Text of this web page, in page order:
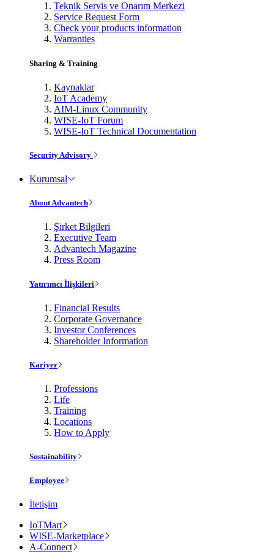
Teknik Servis ve Onarım Merkezi
Service Request Form
Check your products information
Warranties
Sharing & Training
Kaynaklar
IoT Academy
AIM-Linux Community
WISE-IoT Forum
WISE-IoT Technical Documentation
Security Advisory
Kurumsal
About Advantech
Şirket Bilgileri
Executive Team
Advantech Magazine
Press Room
Yatırımcı İlişkileri
Financial Results
Corporate Governance
Investor Conferences
Shareholder Information
Kariyer
Professions
Life
Training
Locations
How to Apply
Sustainability
Employee
İletişim
IoTMart
WISE-Marketplace
A-Connect